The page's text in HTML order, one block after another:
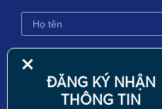
ĐĂNG KÝ NHẬN
THÔNG TIN
+